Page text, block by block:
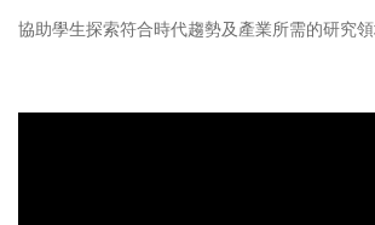
協助學生探索符合時代趨勢及產業所需的研究領